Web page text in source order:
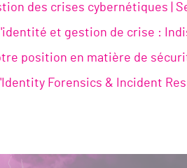
des crises cybernétiques |
et gestion de crise :
position en matière de
Forensics & Incident